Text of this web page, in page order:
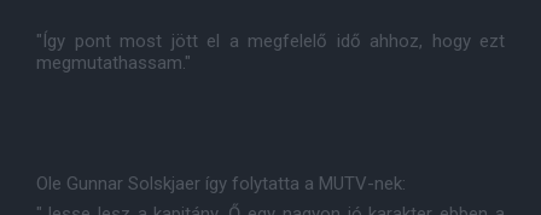
"Így pont most jött el a megfelelő idő ahhoz, hogy ezt
megmutathassam."
Ole Gunnar Solskjaer így folytatta a MUTV-nek: